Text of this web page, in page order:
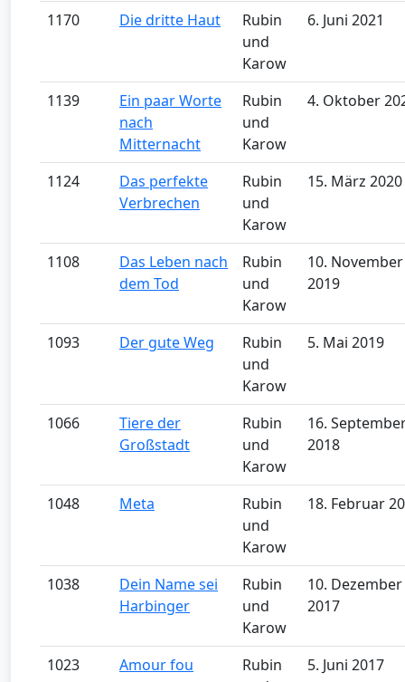
1170 Die dritte Haut
Rubin
und
Karow
6. Juni 2021
1139
Ein paar Worte
nach
Mitternacht
Rubin
und
Karow
4. Oktober
1124
Das perfekte
Verbrechen
Rubin
und
Karow
15. März 2020
1108
Das Leben nach
dem Tod
Rubin
und
Karow
10. November
2019
1093 Der gute Weg
Rubin
und
Karow
5. Mai 2019
1066
Tiere der
Großstadt
Rubin
und
Karow
16.
2018
1048 Meta
Rubin
und
Karow
18. Februar
1038
Dein Name sei
Harbinger
Rubin
und
Karow
10. Dezember
2017
1023 Amour fou
Rubin
5. Juni 2017